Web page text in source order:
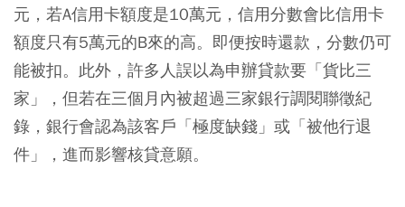
元，若A信用卡額度是10萬元，信用分數會比信用卡
額度只有5萬元的B來的高。即便按時還款，分數仍可
能被扣。此外，許多人誤以為申辦貸款要「貨比三
家」，但若在三個月內被超過三家銀行調閱聯徵紀
錄，銀行會認為該客戶「極度缺錢」或「被他行退
件」，進而影響核貸意願。